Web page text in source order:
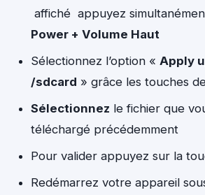
affiché appuyez
Power + Volume Haut
Sélectionnez l’option « Apply
/sdcard » grâce les touches
Sélectionnez le fichier que
téléchargé précédemment
Pour valider appuyez sur la
Redémarrez votre appareil